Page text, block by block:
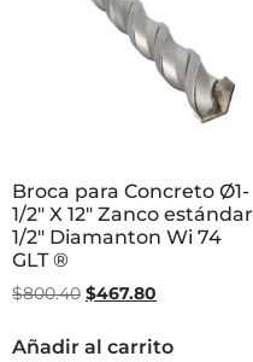
Broca para Concreto Ø1-
1/2″ X 12″ Zanco estándar
1/2″ Diamanton Wi 74
GLT ®
$800.40 $467.80
Añadir al carrito